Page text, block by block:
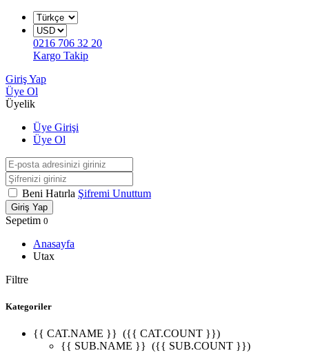
0216 706 32 20
Kargo Takip
Giriş Yap
Üye Ol
Üyelik
Üye Girişi
Üye Ol
Beni Hatırla Şifremi Unuttum
Giriş Yap
Sepetim 0
Anasayfa
Utax
Filtre
Kategoriler
{{ CAT.NAME }} ({{ CAT.COUNT }})
{{ SUB.NAME }} ({{ SUB.COUNT }})